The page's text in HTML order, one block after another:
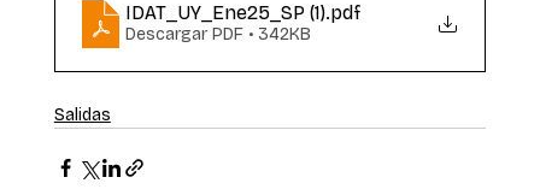
IDAT_UY_Ene25_SP (1).pdf
Descargar PDF • 342KB
Salidas